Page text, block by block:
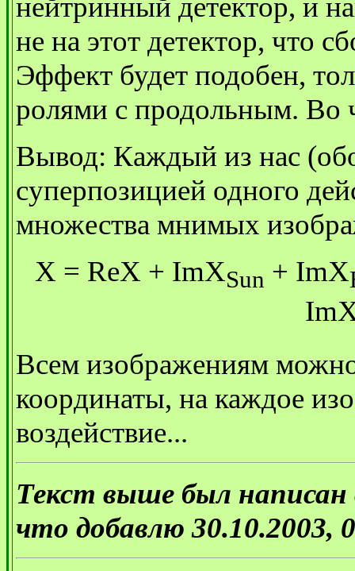
нейтринный детектор, и
не на этот детектор, что
Эффект будет подобен,
ролями с продольным. Во
Вывод: Каждый из нас
суперпозицией одного
множества мнимых
X = ReX + ImXSun + ImX
Всем изображениям
координаты, на каждое
воздействие...
Текст выше был написан
что добавлю 30.10.2003,